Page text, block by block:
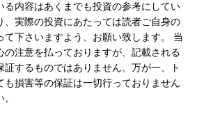
る内容はあくまでも投資の参考にしてい
、実際の投資にあたっては読者ご自身の
て下さいますよう、お願い致します。 当
の注意を払っておりますが、記載される
するものではありません。万が一、ト
も損害等の保証は一切行っておりません